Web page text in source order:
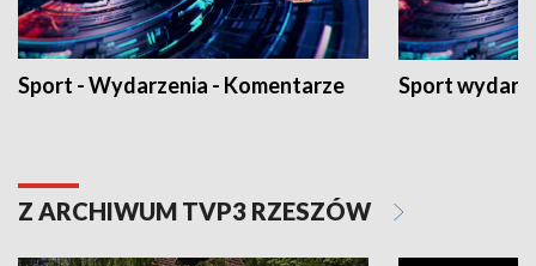
Sport - Wydarzenia - Komentarze Sport
Z ARCHIWUM TVP3 RZESZÓW